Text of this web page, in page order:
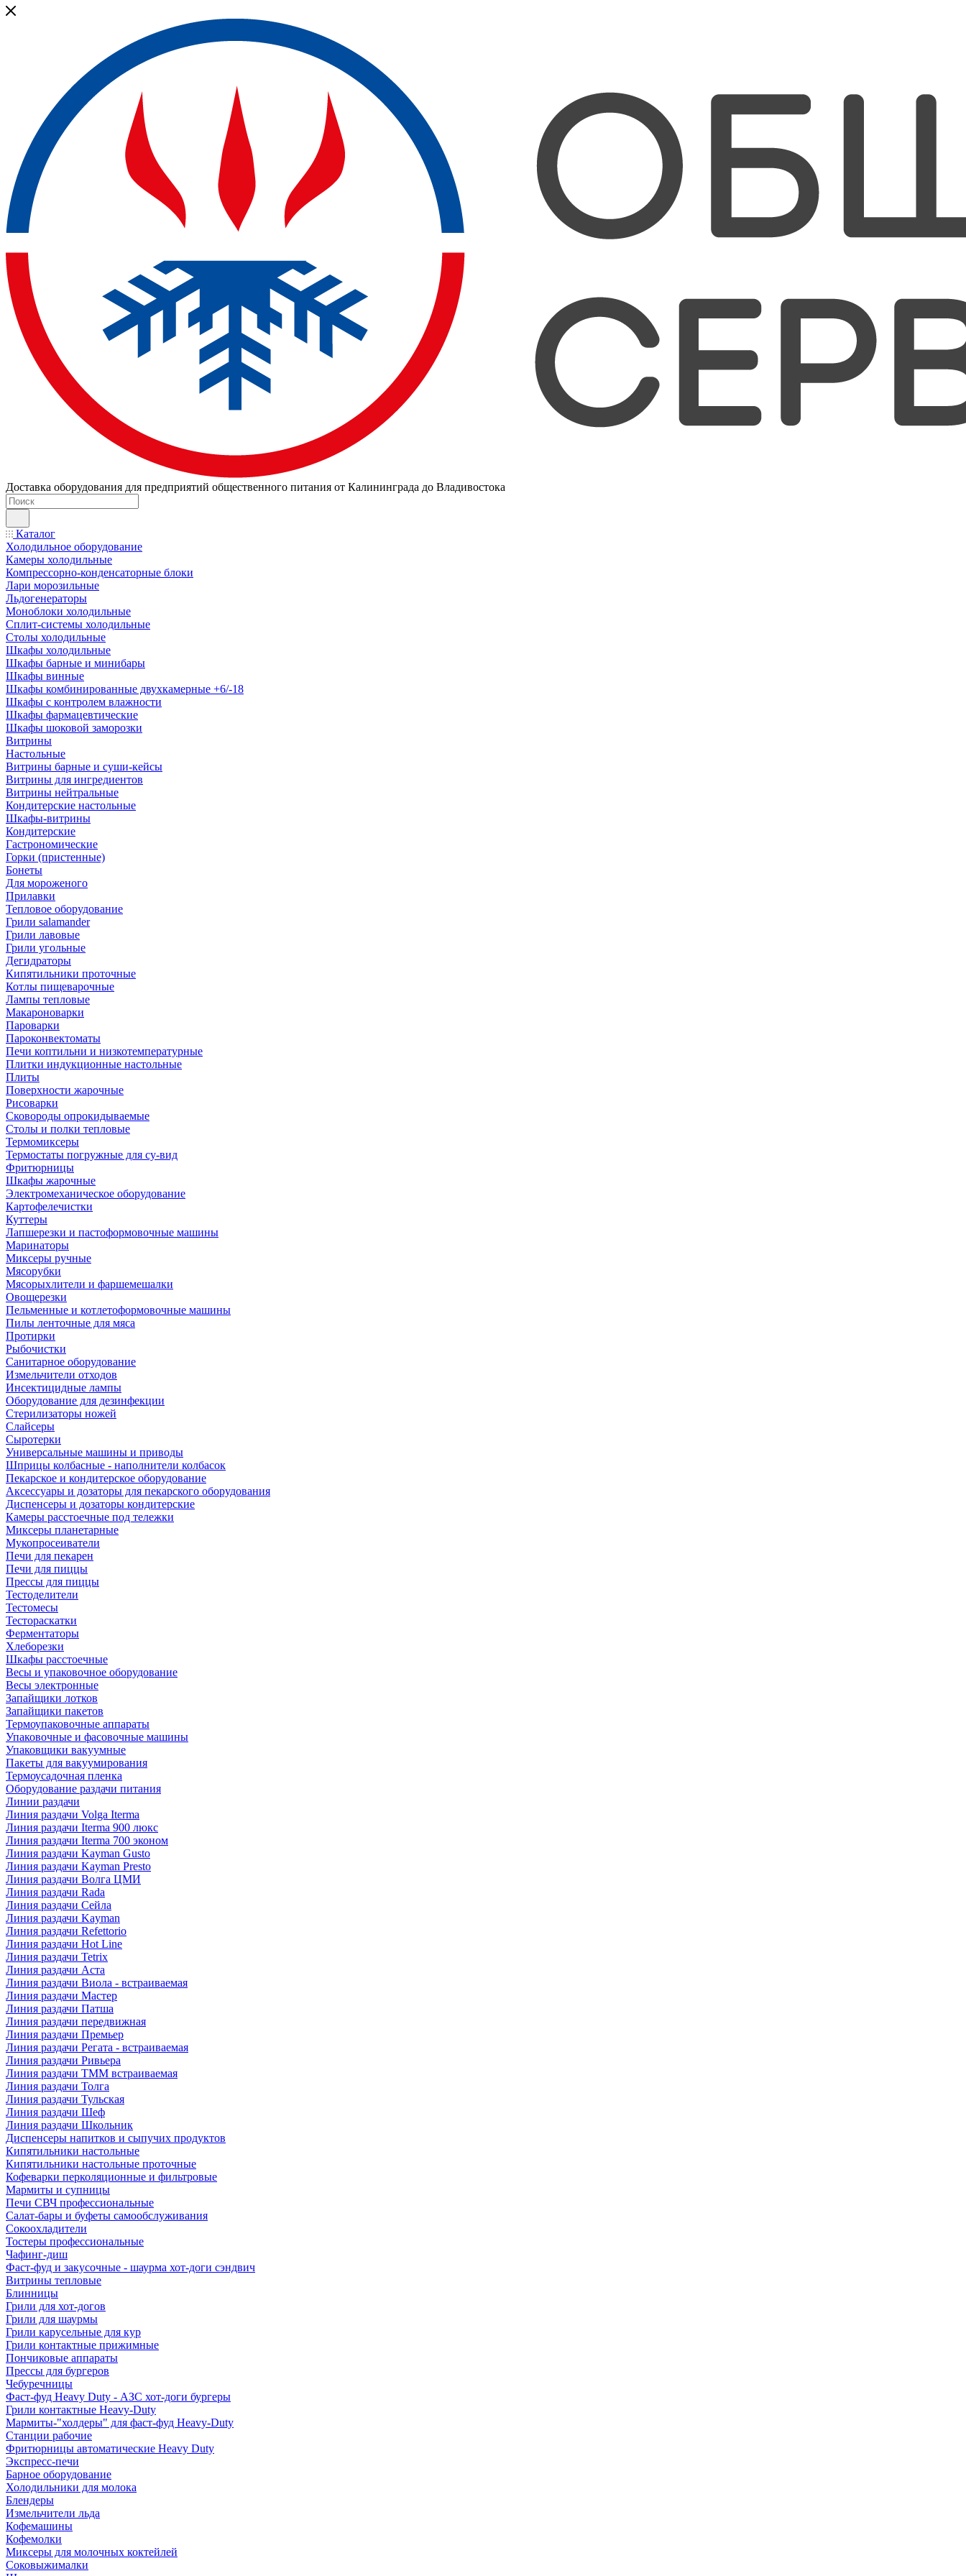
Доставка оборудования для предприятий общественного питания от Калининграда до Владивостока
Каталог
Холодильное оборудование
Камеры холодильные
Компрессорно-конденсаторные блоки
Лари морозильные
Льдогенераторы
Моноблоки холодильные
Сплит-системы холодильные
Столы холодильные
Шкафы холодильные
Шкафы барные и минибары
Шкафы винные
Шкафы комбинированные двухкамерные +6/-18
Шкафы с контролем влажности
Шкафы фармацевтические
Шкафы шоковой заморозки
Витрины
Настольные
Витрины барные и суши-кейсы
Витрины для ингредиентов
Витрины нейтральные
Кондитерские настольные
Шкафы-витрины
Кондитерские
Гастрономические
Горки (пристенные)
Бонеты
Для мороженого
Прилавки
Тепловое оборудование
Грили salamander
Грили лавовые
Грили угольные
Дегидраторы
Кипятильники проточные
Котлы пищеварочные
Лампы тепловые
Макароноварки
Пароварки
Пароконвектоматы
Печи коптильни и низкотемпературные
Плитки индукционные настольные
Плиты
Поверхности жарочные
Рисоварки
Сковороды опрокидываемые
Столы и полки тепловые
Термомиксеры
Термостаты погружные для су-вид
Фритюрницы
Шкафы жарочные
Электромеханическое оборудование
Картофелечистки
Куттеры
Лапшерезки и пастоформовочные машины
Маринаторы
Миксеры ручные
Мясорубки
Мясорыхлители и фаршемешалки
Овощерезки
Пельменные и котлетоформовочные машины
Пилы ленточные для мяса
Протирки
Рыбочистки
Санитарное оборудование
Измельчители отходов
Инсектицидные лампы
Оборудование для дезинфекции
Стерилизаторы ножей
Слайсеры
Сыротерки
Универсальные машины и приводы
Шприцы колбасные - наполнители колбасок
Пекарское и кондитерское оборудование
Аксессуары и дозаторы для пекарского оборудования
Диспенсеры и дозаторы кондитерские
Камеры расстоечные под тележки
Миксеры планетарные
Мукопросеиватели
Печи для пекарен
Печи для пиццы
Прессы для пиццы
Тестоделители
Тестомесы
Тестораскатки
Ферментаторы
Хлеборезки
Шкафы расстоечные
Весы и упаковочное оборудование
Весы электронные
Запайщики лотков
Запайщики пакетов
Термоупаковочные аппараты
Упаковочные и фасовочные машины
Упаковщики вакуумные
Пакеты для вакуумирования
Термоусадочная пленка
Оборудование раздачи питания
Линии раздачи
Линия раздачи Volga Iterma
Линия раздачи Iterma 900 люкс
Линия раздачи Iterma 700 эконом
Линия раздачи Kayman Gusto
Линия раздачи Kayman Presto
Линия раздачи Волга ЦМИ
Линия раздачи Rada
Линия раздачи Сейла
Линия раздачи Kayman
Линия раздачи Refettorio
Линия раздачи Hot Line
Линия раздачи Tetrix
Линия раздачи Аста
Линия раздачи Виола - встраиваемая
Линия раздачи Мастер
Линия раздачи Патша
Линия раздачи передвижная
Линия раздачи Премьер
Линия раздачи Регата - встраиваемая
Линия раздачи Ривьера
Линия раздачи ТММ встраиваемая
Линия раздачи Толга
Линия раздачи Тульская
Линия раздачи Шеф
Линия раздачи Школьник
Диспенсеры напитков и сыпучих продуктов
Кипятильники настольные
Кипятильники настольные проточные
Кофеварки перколяционные и фильтровые
Мармиты и супницы
Печи СВЧ профессиональные
Салат-бары и буфеты самообслуживания
Сокоохладители
Тостеры профессиональные
Чафинг-диш
Фаст-фуд и закусочные - шаурма хот-доги сэндвич
Витрины тепловые
Блинницы
Грили для хот-догов
Грили для шаурмы
Грили карусельные для кур
Грили контактные прижимные
Пончиковые аппараты
Прессы для бургеров
Чебуречницы
Фаст-фуд Heavy Duty - АЗС хот-доги бургеры
Грили контактные Heavy-Duty
Мармиты-"холдеры" для фаст-фуд Heavy-Duty
Станции рабочие
Фритюрницы автоматические Heavy Duty
Экспресс-печи
Барное оборудование
Холодильники для молока
Блендеры
Измельчители льда
Кофемашины
Кофемолки
Миксеры для молочных коктейлей
Соковыжималки